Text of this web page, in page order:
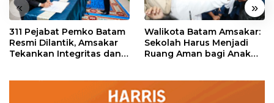
« »
311 Pejabat Pemko Batam
Resmi Dilantik, Amsakar
Tekankan Integritas dan
Walikota Batam Amsakar:
Sekolah Harus Menjadi
Ruang Aman bagi Anak